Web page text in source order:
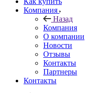
Компания
Назад
Компания
О компании
Новости
Отзывы
Контакты
Партнеры
Контакты